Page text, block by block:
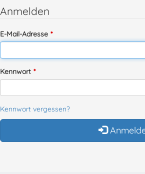
Anmelden
E-Mail-Adresse
Kennwort
Kennwort vergessen?